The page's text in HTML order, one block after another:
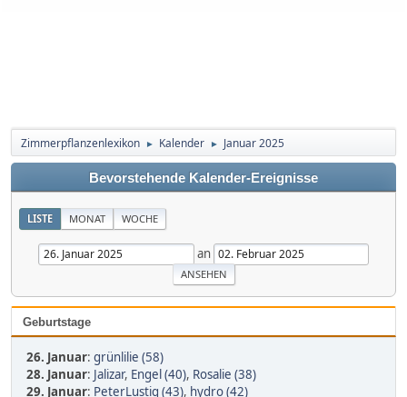
Zimmerpflanzenlexikon ► Kalender ► Januar 2025
Bevorstehende Kalender-Ereignisse
LISTE MONAT WOCHE
an
Geburtstage
26. Januar: grünlilie (58)
28. Januar: Jalizar, Engel (40), Rosalie (38)
29. Januar: PeterLustig (43), hydro (42)